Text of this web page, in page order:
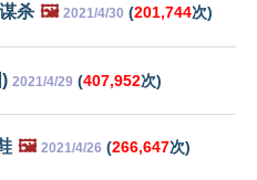
杀 🖼️ 2021/4/30 (201,744次)
2021/4/29 (407,952次)
🖼️ 2021/4/26 (266,647次)